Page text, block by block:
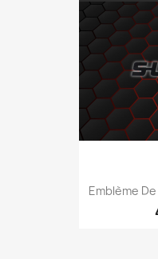
Emblème